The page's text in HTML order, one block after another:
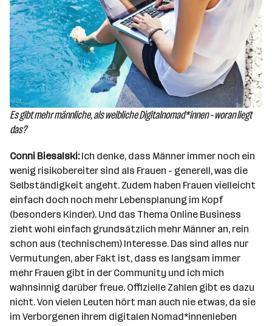
Es gibt mehr männliche, als weibliche Digitalnomad*innen - woran liegt
das?
Conni Biesalski:Ich denke, dass Männer immer noch ein
wenig risikobereiter sind als Frauen - generell, was die
Selbständigkeit angeht. Zudem haben Frauen vielleicht
einfach doch noch mehr Lebensplanung im Kopf
(besonders Kinder). Und das Thema Online Business
zieht wohl einfach grundsätzlich mehr Männer an, rein
schon aus (technischem) Interesse. Das sind alles nur
Vermutungen, aber Fakt ist, dass es langsam immer
mehr Frauen gibt in der Community und ich mich
wahnsinnig darüber freue. Offizielle Zahlen gibt es dazu
nicht. Von vielen Leuten hört man auch nie etwas, da sie
im Verborgenen ihrem digitalen Nomad*innenleben